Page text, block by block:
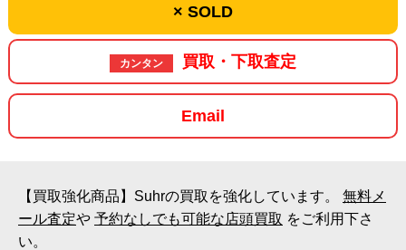
× SOLD
カンタン 買取・下取査定
Email
【買取強化商品】Suhrの買取を強化しています。 無料メ
ール査定や 予約なしでも可能な店頭買取 をご利用下さ
い。